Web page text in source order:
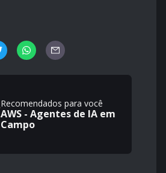
Recomendados para você
AWS - Agentes de IA em
Campo